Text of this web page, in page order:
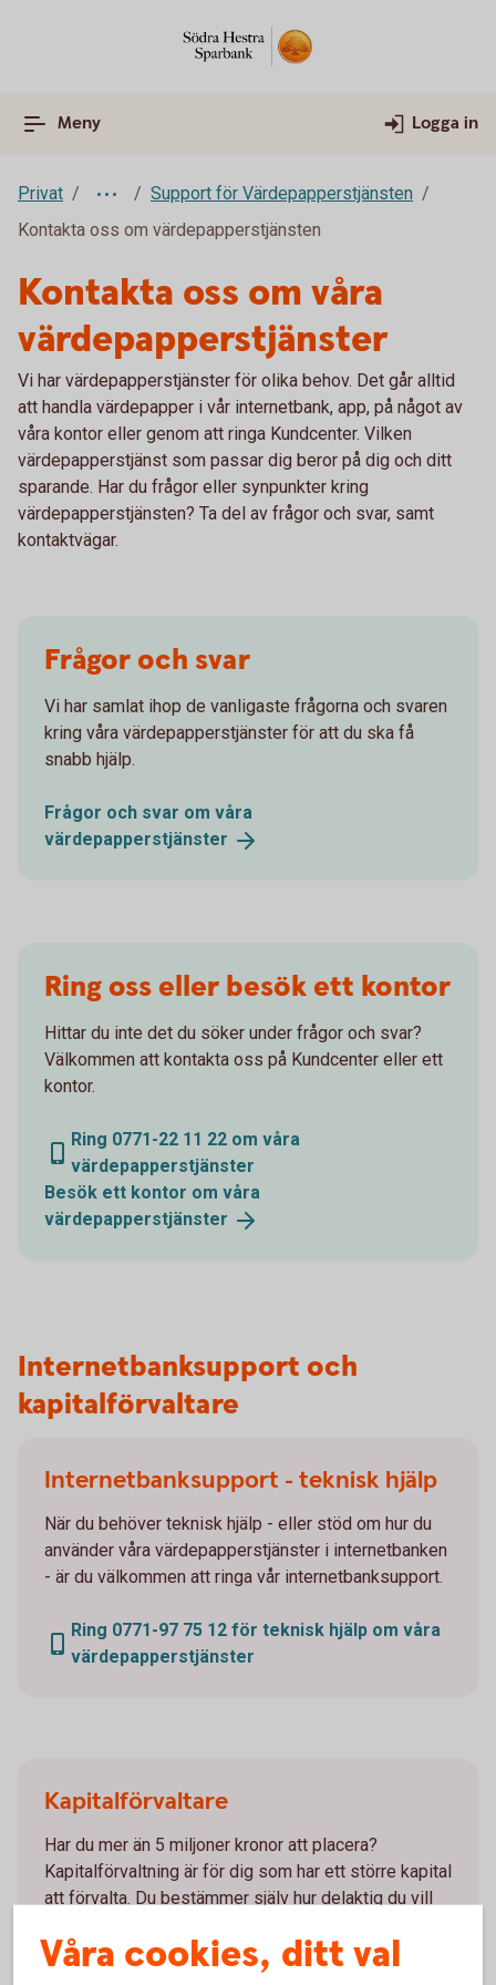
Meny Logga in
Privat
Support för Värdepapperstjänsten
Kontakta oss om värdepapperstjänsten
Kontakta oss om våra
värdepapperstjänster
Vi har värdepapperstjänster för olika behov. Det går alltid
att handla värdepapper i vår internetbank, app, på något av
våra kontor eller genom att ringa Kundcenter. Vilken
värdepapperstjänst som passar dig beror på dig och ditt
sparande. Har du frågor eller synpunkter kring
värdepapperstjänsten? Ta del av frågor och svar, samt
kontaktvägar.
Frågor och svar
Vi har samlat ihop de vanligaste frågorna och svaren
kring våra värdepapperstjänster för att du ska få
snabb hjälp.
Frågor och svar om våra
värdepapperstjänster
Ring oss eller besök ett kontor
Hittar du inte det du söker under frågor och svar?
Välkommen att kontakta oss på Kundcenter eller ett
kontor.
Ring 0771-22 11 22 om våra
värdepapperstjänster
Besök ett kontor om våra
värdepapperstjänster
Internetbanksupport och
kapitalförvaltare
Internetbanksupport - teknisk hjälp
När du behöver teknisk hjälp - eller stöd om hur du
använder våra värdepapperstjänster i internetbanken
- är du välkommen att ringa vår internetbanksupport.
Ring 0771-97 75 12 för teknisk hjälp om våra
värdepapperstjänster
Kapitalförvaltare
Har du mer än 5 miljoner kronor att placera?
Kapitalförvaltning är för dig som har ett större kapital
att förvalta. Du bestämmer själv hur delaktig du vill
Kapitalförvaltning - rådgivande
Våra cookies, ditt val